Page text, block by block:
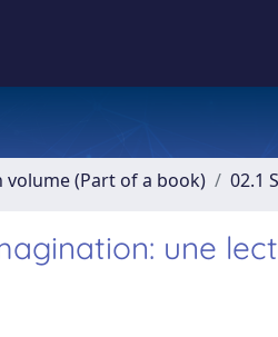
(Part of a book) 02.1
une